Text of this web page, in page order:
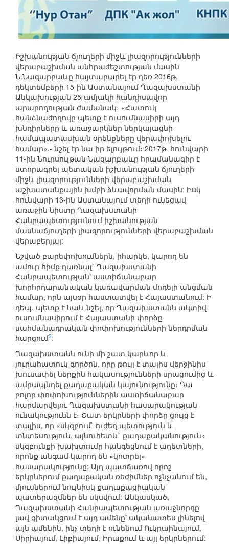
Իշխանության ճյուղերի միջև լիազորությունների
վերաբաշխման անհրաժեշտության մասին
Ն.Նազարբաևը հայտարարել էր դեռ 2016թ.
դեկտեմբերի 15-ին Աստանայում Ղազախստանի
Անկախության 25-ամյակի հանդիսավոր
արարողության ժամանակ։ «Հատուկ
հանձնաժողովը պետք է ուսումնասիրի այդ
խնդիրները և առաջարկներ ներկայացնի
համապատասխան օրենքները վերափոխելու
համար»,- նշել էր նա իր ելույթում։ 2017թ. հունվարի
11-ին Նուրսուլթան Նազարբաևը հրամանագիր է
ստորագրել պետական իշխանության ճյուղերի
միջև լիազորությունների վերաբաշխման
աշխատանքային խմբի ձևավորման մասին: Իսկ
հունվարի 13-ին Աստանայում տեղի ունեցավ
առաջին նիստը Ղազախստանի
Հանրապետությունում իշխանության
մասնաճյուղերի լիազորությունների վերաբաշխման
վերաբերյալ:
Նշված բարեփոխումներն, իհարկե, կարող են
ամուր հիմք դառնալ` Ղազախստանի
Հանրապետության՝ աստիճանաբար
խորհրդարանական կառավարման մոդելի անցման
համար, որն այսօր հաստատվել է Հայաստանում: Ի
դեպ, պետք է նաև նշել, որ Ղազախստանն ակտիվ
ուսումնասիրում է Հայաստանի փորձը
սահմանադրական փոփոխությունների ներդրման
հարցում3:
Ղազախստանն ունի մի շատ կարևոր և
յուրահատուկ գործոն, որը թույլ է տալիս վերջինիս
խուսափել ներքին հակասությունների սրացումից և
ամրապնդել քաղաքական կայունությունը։ Դա
բոլոր փոփոխություններին աստիճանաբար
հարմարվելու Ղազախստանի հասարակության
ունակությունն է։ Շատ երկրների փորձը ցույց է
տալիս, որ «սկզբում` ուժեղ պետություն և
տնտեսություն, այնուհետև` քաղաքականություն»
սկզբունքի խախտումը հանգեցնում է աղետների,
որոնք անգամ կարող են «կոտրել»
հասարակությունը: Այդ պատճառով որոշ
երկրներում քաղաքական ռեժիմներ ոչնչանում են,
մյուսներում նույնիսկ քաղաքացիական
պատերազմներ են սկսվում: Անկասկած,
Ղազախստանի Հանրապետության առաջնորդը
լավ գիտակցում է այդ ամենը՝ ականատես լինելով
այն ամենին, ինչ տեղի է ունենում Ուկրաինայում,
Սիրիայում, Լիբիայում, Իրաքում և այլ երկրներում: